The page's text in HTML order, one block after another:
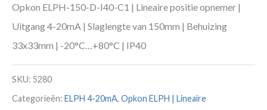
Opkon ELPH-150-D-I40-C1 | Lineaire positie opnemer |
Uitgang 4-20mA | Slaglengte van 150mm | Behuizing
33x33mm | -20°C…+80°C | IP40
SKU: 5280
Categorieën: ELPH 4-20mA, Opkon ELPH | Lineaire